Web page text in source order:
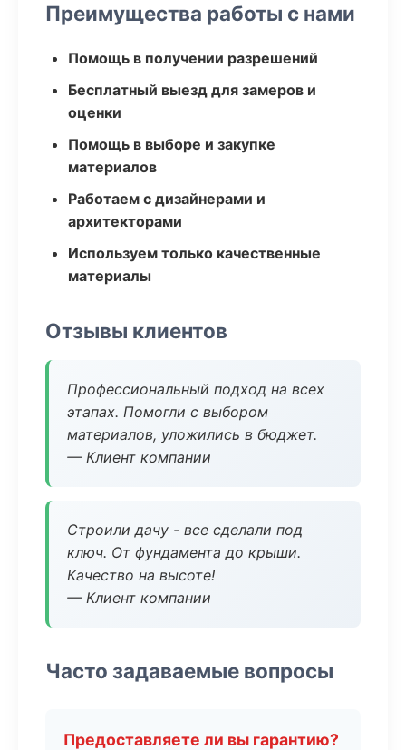
Преимущества работы с нами
Помощь в получении разрешений
Бесплатный выезд для замеров и
оценки
Помощь в выборе и закупке
материалов
Работаем с дизайнерами и
архитекторами
Используем только качественные
материалы
Отзывы клиентов
Профессиональный подход на всех
этапах. Помогли с выбором
материалов, уложились в бюджет.
— Клиент компании
Строили дачу - все сделали под
ключ. От фундамента до крыши.
Качество на высоте!
— Клиент компании
Часто задаваемые вопросы
Предоставляете ли вы гарантию?